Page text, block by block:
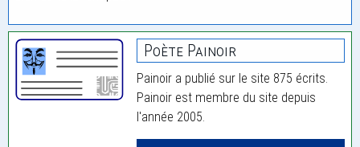
Poète Painoir
Painoir a publié sur le site 875 écrits.
Painoir est membre du site depuis
l'année 2005.